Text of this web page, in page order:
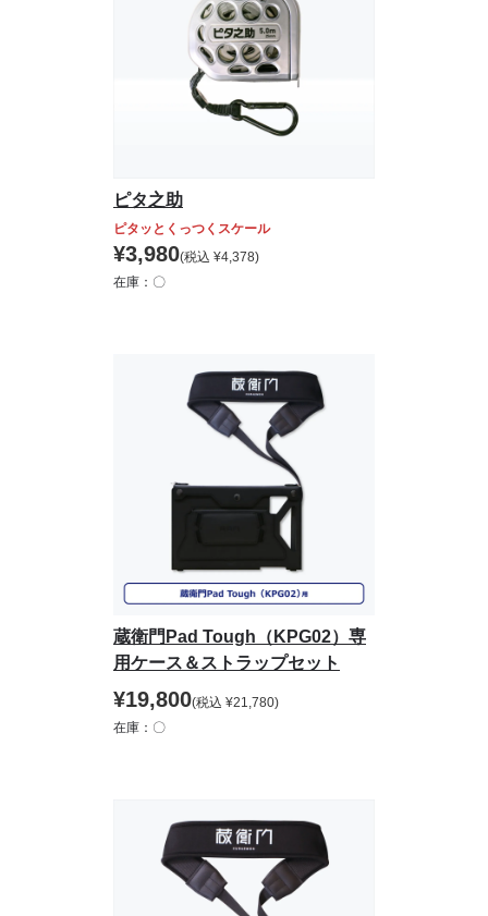
ピタ之助
ピタッとくっつくスケール
¥3,980(税込 ¥4,378)
在庫：〇
蔵衛門Pad Tough（KPG02）専
用ケース＆ストラップセット
¥19,800(税込 ¥21,780)
在庫：〇